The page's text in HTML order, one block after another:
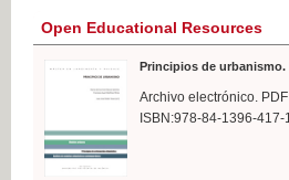
Open Educational Resources
Principios de urbanismo.
Archivo electrónico.
ISBN:978-84-1396-417-